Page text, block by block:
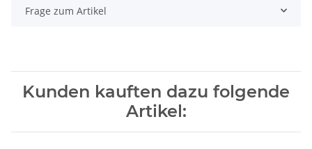
Frage zum Artikel
Kunden kauften dazu folgende
Artikel: